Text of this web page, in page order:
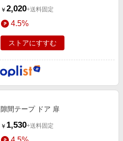
￥ 2,020+送料固定
4.5%
ストアにすすむ
隙間テープ ドア 扉
￥ 1,530+送料固定